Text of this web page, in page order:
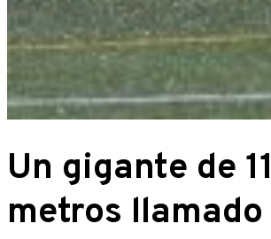
Un gigante de 11
metros llamado